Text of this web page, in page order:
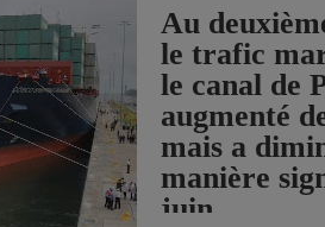
Au
le trafic
le canal de
augmenté
mais a
manière
juin.